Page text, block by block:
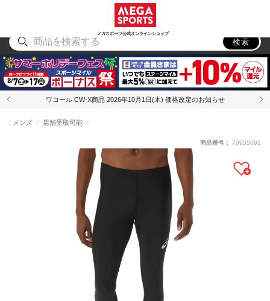
メガスポーツ公式オンラインショップ
アウトドア
検索
ワコール CW-X商品 2026年10月1日(木) 価格改定のお知らせ
メンズ 店舗受取可能
商品番号： 70955091